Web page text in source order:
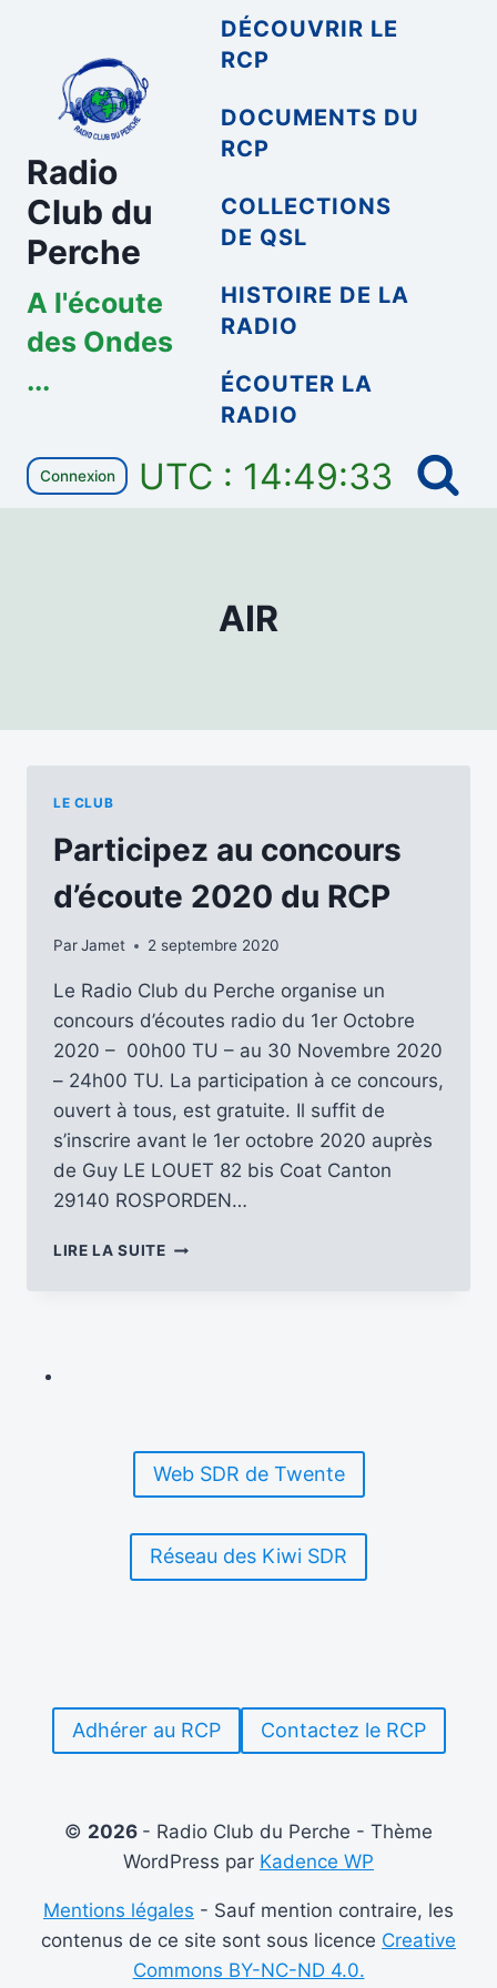
contenu
Radio
Club du
Perche
A l'écoute
des Ondes
...
DÉCOUVRIR LE
RCP
DOCUMENTS DU
RCP
COLLECTIONS
DE QSL
HISTOIRE DE LA
RADIO
ÉCOUTER LA
RADIO
Connexion UTC : 14:49:33
AIR
LE CLUB
Participez au concours
d’écoute 2020 du RCP
ParJamet 2 septembre 2020
Le Radio Club du Perche organise un
concours d’écoutes radio du 1er Octobre
2020 – 00h00 TU – au 30 Novembre 2020
– 24h00 TU. La participation à ce concours,
ouvert à tous, est gratuite. Il suffit de
s’inscrire avant le 1er octobre 2020 auprès
de Guy LE LOUET 82 bis Coat Canton
29140 ROSPORDEN…
LIRE LA SUITEPARTICIPEZ
Web SDR de Twente
Réseau des Kiwi SDR
Adhérer au RCP Contactez le RCP
© 2026 - Radio Club du Perche - Thème
WordPress par Kadence WP
Mentions légales - Sauf mention contraire, les
contenus de ce site sont sous licence Creative
Commons BY-NC-ND 4.0.